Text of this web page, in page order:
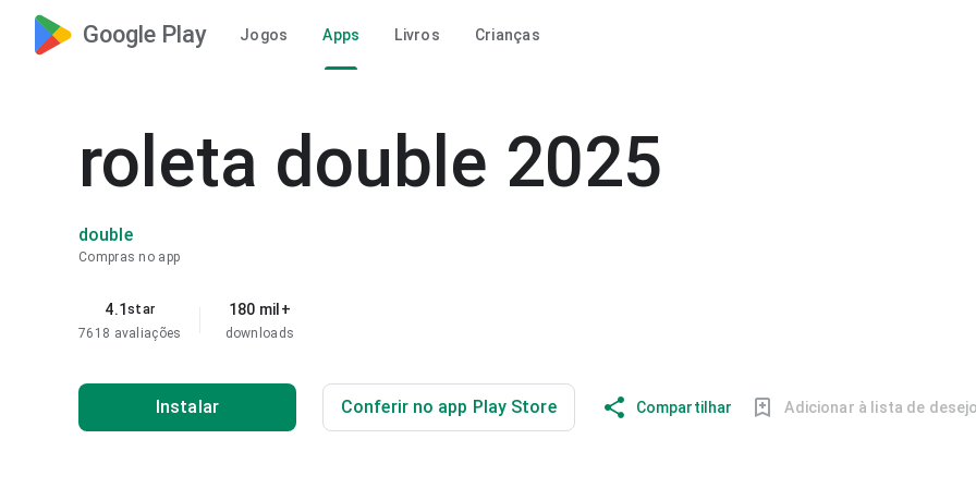
Google Play Jogos Apps Livros Crianças
roleta double 2025
double
Compras no app
4.1star
7618 avaliações
180 mil+
downloads
Instalar Conferir no app Play Store Compartilhar Adicionar à lista de